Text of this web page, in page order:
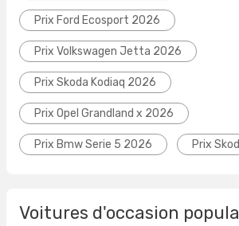
Prix Ford Ecosport 2026
Prix Volkswagen Jetta 2026
Prix Skoda Kodiaq 2026
Prix Opel Grandland x 2026
Prix Bmw Serie 5 2026 Prix
Voitures d'occasion